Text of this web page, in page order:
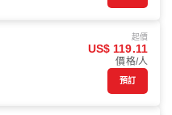
起價
US$ 119.11
價格/人
預訂